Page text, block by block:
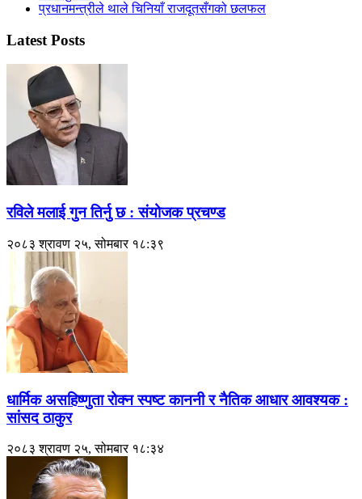
प्रधानमन्त्रीले थाले चिनियाँ राजदूतसँगको छलफल
Latest Posts
रविले मलाई गुन तिर्नु छ : संयोजक प्रचण्ड
२०८३ श्रावण २५, सोमबार १८:३९
धार्मिक असहिष्णुता रोक्न स्पष्ट काननी र नैतिक आधार आवश्यक :
सांसद ठाकुर
२०८३ श्रावण २५, सोमबार १८:३४